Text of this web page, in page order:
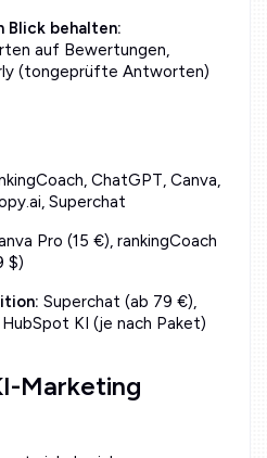
Blick behalten:
auf Bewertungen,
(tongeprüfte Antworten)
ChatGPT, Canva,
Superchat
Pro (15 €), rankingCoach
$)
Superchat (ab 79 €),
KI (je nach Paket)
Marketing